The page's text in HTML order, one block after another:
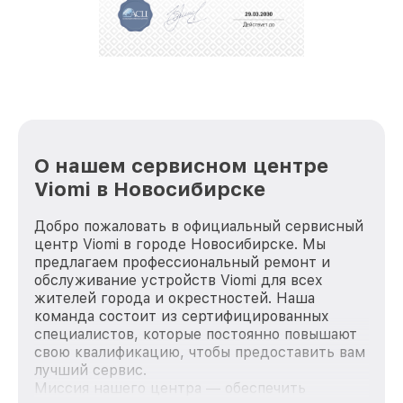
репутацию. Мы постоянно совершенствуемся и
О нашем сервисном центре
Viomi в Новосибирске
Добро пожаловать в официальный сервисный
центр Viomi в городе Новосибирске. Мы
предлагаем профессиональный ремонт и
обслуживание устройств Viomi для всех
жителей города и окрестностей. Наша
команда состоит из сертифицированных
специалистов, которые постоянно повышают
свою квалификацию, чтобы предоставить вам
лучший сервис.
Миссия нашего центра — обеспечить